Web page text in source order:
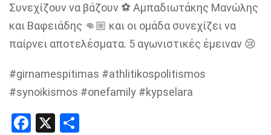
Συνεχίζουν να βάζουν ⚽ Αμπαδιωτάκης Μανώλης
και Βαφειάδης 👊🏼 και οι ομάδα συνεχίζει να
παίρνει αποτελέσματα. 5 αγωνιστικές έμειναν 😢
#girnamespitimas #athlitikospolitismos
#synoikismos #onefamily #kypselara
Facebook
X